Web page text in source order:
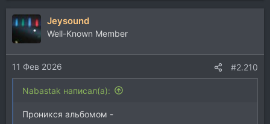
Jeysound
Well-Known Member
11 Фев 2026 #2.210
Nabastak написал(а):
Проникся альбомом -